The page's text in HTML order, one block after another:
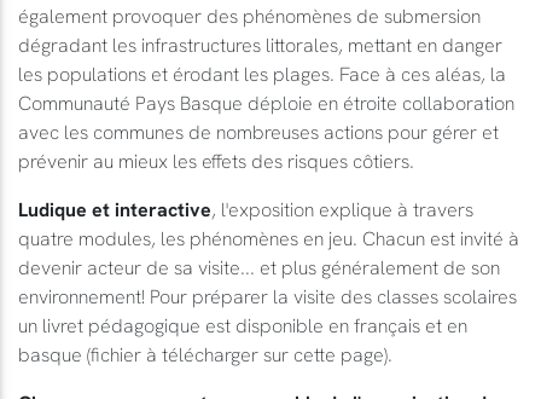
également provoquer des phénomènes de submersion
dégradant les infrastructures littorales, mettant en danger
les populations et érodant les plages. Face à ces aléas, la
Communauté Pays Basque déploie en étroite collaboration
avec les communes de nombreuses actions pour gérer et
prévenir au mieux les effets des risques côtiers.
Ludique et interactive, l'exposition explique à travers
quatre modules, les phénomènes en jeu. Chacun est invité à
devenir acteur de sa visite... et plus généralement de son
environnement! Pour préparer la visite des classes scolaires
un livret pédagogique est disponible en français et en
basque (fichier à télécharger sur cette page).